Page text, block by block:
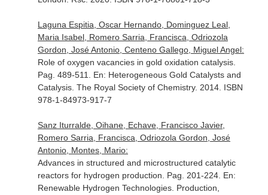
Laguna Espitia, Oscar Hernando, Dominguez Leal,
Maria Isabel, Romero Sarria, Francisca, Odriozola
Gordon, José Antonio, Centeno Gallego, Miguel Angel:
Role of oxygen vacancies in gold oxidation catalysis.
Pag. 489-511. En: Heterogeneous Gold Catalysts and
Catalysis. The Royal Society of Chemistry. 2014. ISBN
978-1-84973-917-7
Sanz Iturralde, Oihane, Echave, Francisco Javier,
Romero Sarria, Francisca, Odriozola Gordon, José
Antonio, Montes, Mario:
Advances in structured and microstructured catalytic
reactors for hydrogen production. Pag. 201-224. En:
Renewable Hydrogen Technologies. Production,